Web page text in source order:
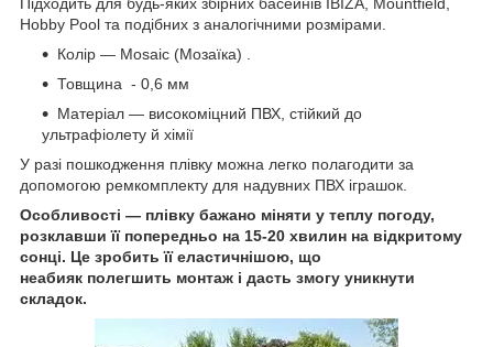
Hobby Pool та подібних з аналогічними розмірами.
Колір — Mosaic (Мозаїка) .
Товщина - 0,6 мм
Матеріал — високоміцний ПВХ, стійкий до
ультрафіолету й хімії
У разі пошкодження плівку можна легко полагодити за
допомогою ремкомплекту для надувних ПВХ іграшок.
Особливості — плівку бажано міняти у теплу погоду,
розклавши її попередньо на 15-20 хвилин на відкритому
сонці. Це зробить її еластичнішою, що
неабияк полегшить монтаж і дасть змогу уникнути
складок.